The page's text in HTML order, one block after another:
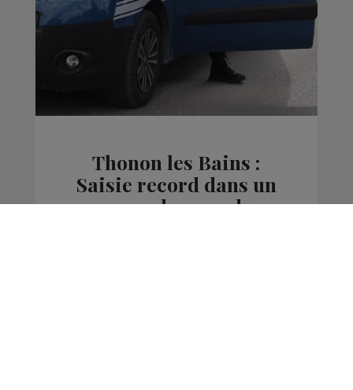
Thonon les Bains :
Saisie record dans un
camp de gens du